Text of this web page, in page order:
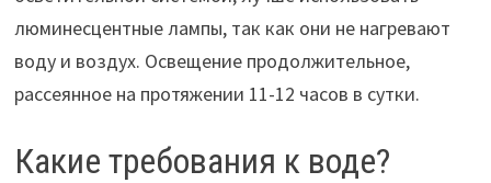
люминесцентные лампы, так как они не нагревают
воду и воздух. Освещение продолжительное,
рассеянное на протяжении 11-12 часов в сутки.
Какие требования к воде?